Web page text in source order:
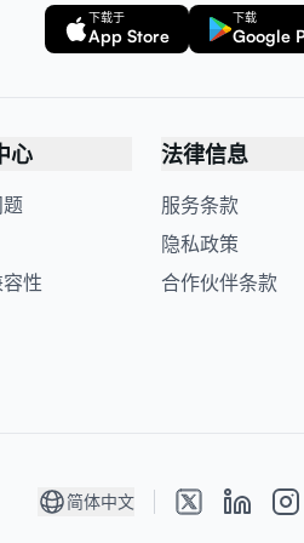
下载于
App Store
下载
Google
心
性
法律信息
服务条款
隐私政策
合作伙伴条款
简体中文